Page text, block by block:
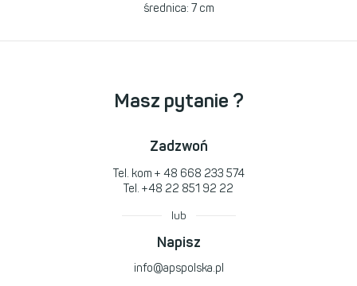
średnica: 7 cm
Masz pytanie ?
Zadzwoń
Tel. kom + 48 668 233 574
Tel. +48 22 851 92 22
lub
Napisz
info@apspolska.pl